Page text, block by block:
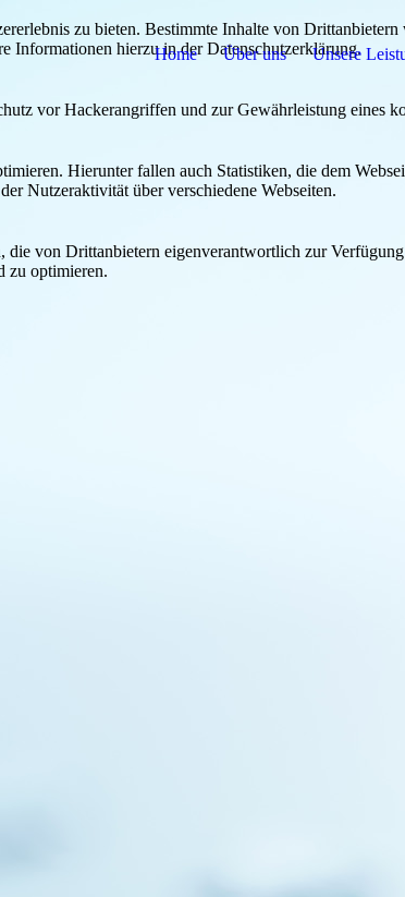
Home Über uns Unsere
zu bieten. Bestimmte Inhalte von
Informationen hierzu in der Datenschutzerklärung.
vor Hackerangriffen und zur Gewährleistung eines
Hierunter fallen auch Statistiken, die dem
Nutzeraktivität über verschiedene Webseiten.
von Drittanbietern eigenverantwortlich zur
zu optimieren.